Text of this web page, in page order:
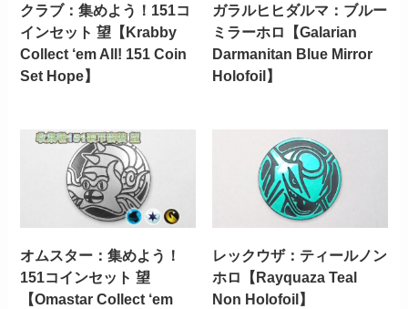
クラブ：集めよう！151コ
インセット 望【Krabby
Collect ‘em All! 151 Coin
Set Hope】
ガラルヒヒダルマ：ブルー
ミラーホロ【Galarian
Darmanitan Blue Mirror
Holofoil】
オムスター：集めよう！
151コインセット 望
【Omastar Collect ‘em
レックウザ：ティールノン
ホロ【Rayquaza Teal
Non Holofoil】